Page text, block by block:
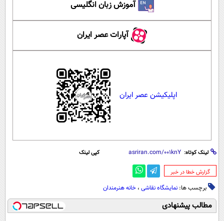
آموزش زبان انگلیسی
آپارات عصر ایران
اپلیکیشن عصر ایران
لینک کوتاه: کپی لینک
‌گزارش خطا در خبر
برچسب ها: نمایشگاه نقاشی ، خانه هنرمندان
مطالب پیشنهادی